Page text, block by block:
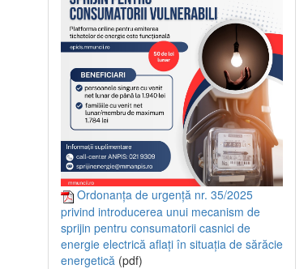
Ordonanța de urgență nr. 35/2025
privind introducerea unui mecanism de
sprijin pentru consumatorii casnici de
energie electrică aflați în situația de sărăcie
energetică (pdf)